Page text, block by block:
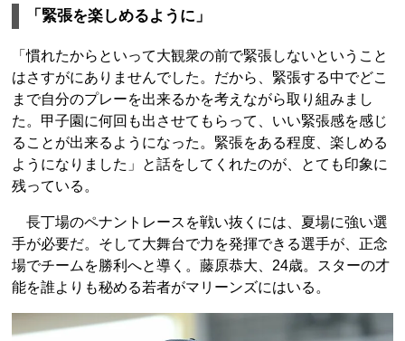
「緊張を楽しめるように」
「慣れたからといって大観衆の前で緊張しないということ
はさすがにありませんでした。だから、緊張する中でどこ
まで自分のプレーを出来るかを考えながら取り組みまし
た。甲子園に何回も出させてもらって、いい緊張感を感じ
ることが出来るようになった。緊張をある程度、楽しめる
ようになりました」と話をしてくれたのが、とても印象に
残っている。
長丁場のペナントレースを戦い抜くには、夏場に強い選
手が必要だ。そして大舞台で力を発揮できる選手が、正念
場でチームを勝利へと導く。藤原恭大、24歳。スターの才
能を誰よりも秘める若者がマリーンズにはいる。